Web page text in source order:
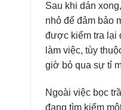
Sau khi dán
nhỏ để đảm bảo
được kiểm tra lại
làm việc, tùy
giờ bỏ qua sự tỉ
Ngoài việc bọc
đang tìm kiếm